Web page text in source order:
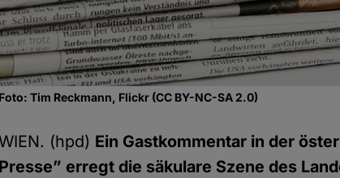
Foto: Tim Reckmann, Flickr (CC BY-NC-SA 2.0)
(hpd) Ein Gastkommentar in der
Presse” erregt die säkulare Szene des